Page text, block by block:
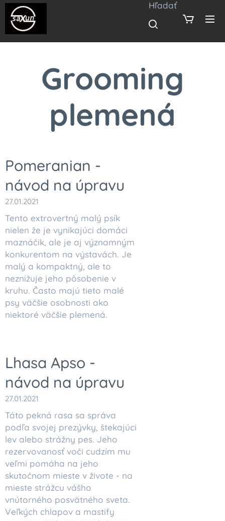
Hľadať
Grooming
plemená
Pomeranian -
návod na úpravu
27.01.2021
Tento extrovertný malý psík
nielen že je vynikajúci domáci
maznáčik, ale je aj významným
konkurentom na výstavách. Je
malý a kompaktný, ale to
neznižuje jeho pôsobenie v
kruhu. Často majú tieto malé
psy väčšie osobnosti ako
niektoré väčšie plemená.
Lhasa Apso -
návod na úpravu
27.01.2021
Táto pekná rasa sa správa
podľa svojej prezývky, štekajúci
lev alebo strážny pes. Jeho
rezervovanosť voči cudzím mu
veľmi pomáha na jeho
skutočnom mieste v živote - na
mieste strážcu vášho
vnútorného posvätného sveta.
Veľkých chlapov a mastify